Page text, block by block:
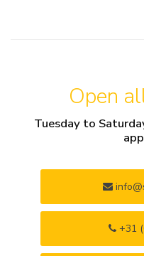
Open
Tuesday to
+31